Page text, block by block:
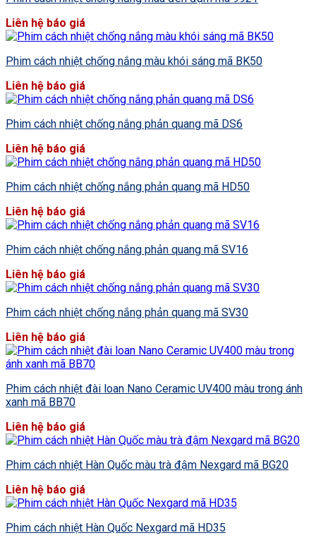
Liên hệ báo giá
Phim cách nhiệt chống nắng màu khói sáng mã BK50
Liên hệ báo giá
Phim cách nhiệt chống nắng phản quang mã DS6
Liên hệ báo giá
Phim cách nhiệt chống nắng phản quang mã HD50
Liên hệ báo giá
Phim cách nhiệt chống nắng phản quang mã SV16
Liên hệ báo giá
Phim cách nhiệt chống nắng phản quang mã SV30
Liên hệ báo giá
Phim cách nhiệt đài loan Nano Ceramic UV400 màu trong ánh
xanh mã BB70
Liên hệ báo giá
Phim cách nhiệt Hàn Quốc màu trà đậm Nexgard mã BG20
Liên hệ báo giá
Phim cách nhiệt Hàn Quốc Nexgard mã HD35